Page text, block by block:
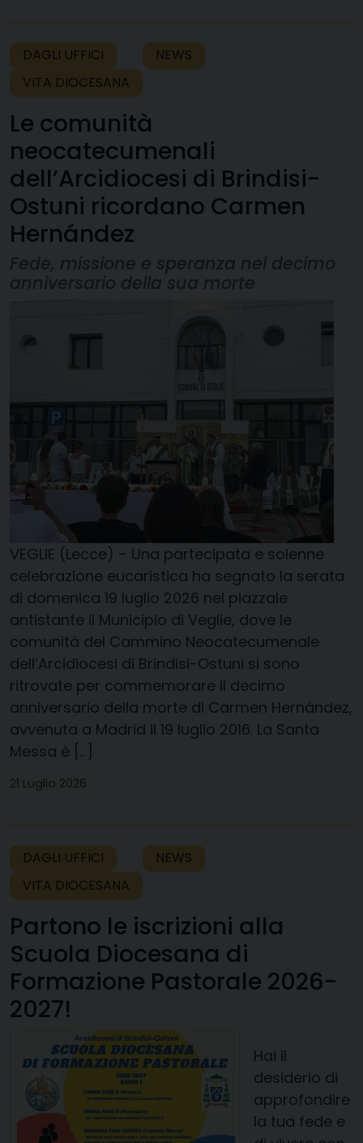
DAGLI UFFICI
NEWS
VITA DIOCESANA
Le comunità
neocatecumenali
dell’Arcidiocesi di Brindisi-
Ostuni ricordano Carmen
Hernández
VEGLIE (Lecce) – Una partecipata e solenne
celebrazione eucaristica ha segnato la serata
di domenica 19 luglio 2026 nel piazzale
antistante il Municipio di Veglie, dove le
comunità del Cammino Neocatecumenale
dell’Arcidiocesi di Brindisi-Ostuni si sono
ritrovate per commemorare il decimo
anniversario della morte di Carmen Hernández,
avvenuta a Madrid il 19 luglio 2016. La Santa
Messa è […]
21 Luglio 2026
DAGLI UFFICI
NEWS
VITA DIOCESANA
Partono le iscrizioni alla
Scuola Diocesana di
Formazione Pastorale 2026-
2027!
Hai il
desiderio di
approfondire
la tua fede e